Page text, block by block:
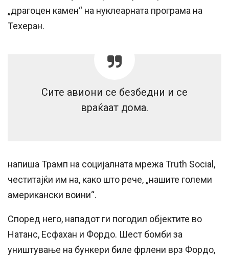
„драгоцен камен“ на нуклеарната програма на
Техеран.
Сите авиони се безбедни и се
враќаат дома.
напиша Трамп на социјалната мрежа Truth Social,
честитајќи им на, како што рече, „нашите големи
американски воини“.
Според него, нападот ги погодил објектите во
Натанс, Есфахан и Фордо. Шест бомби за
уништување на бункери биле фрлени врз Фордо,